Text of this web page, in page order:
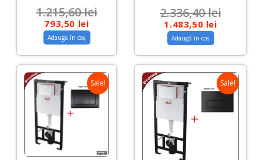
1.215,60lei
793,50 lei
Adaugă în coș
2.336,40lei
1.483,50 lei
Adaugă în coș
Sale! Sale!